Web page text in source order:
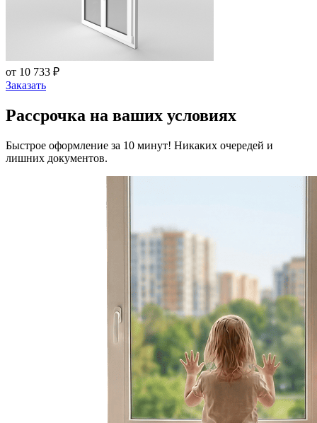
от 10 733 ₽
Заказать
Рассрочка на ваших условиях
Быстрое оформление за 10 минут! Никаких очередей и
лишних документов.